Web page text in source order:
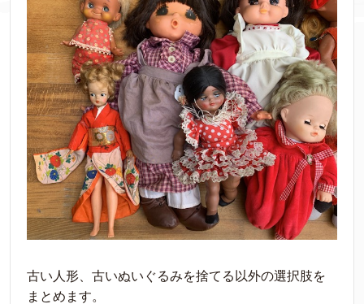
古い人形、古いぬいぐるみを捨てる以外の選択肢を
まとめます。